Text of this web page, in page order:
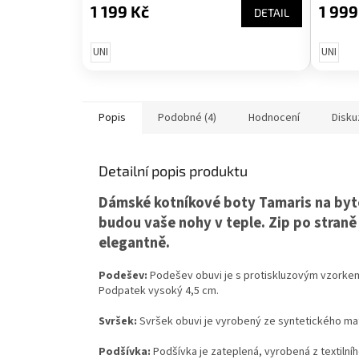
1 199 Kč DETAIL
UNI
1
UNI
Popis Podobné (4) Hodnocení
Detailní popis produktu
Dámské kotníkové boty Tamaris na
budou vaše nohy v teple. Zip po
elegantně.
Podešev: Podešev obuvi je s protiskluzovým
Podpatek vysoký 4,5 cm.
Svršek: Svršek obuvi je vyrobený ze syntetického
Podšívka: Podšívka je zateplená, vyrobená z